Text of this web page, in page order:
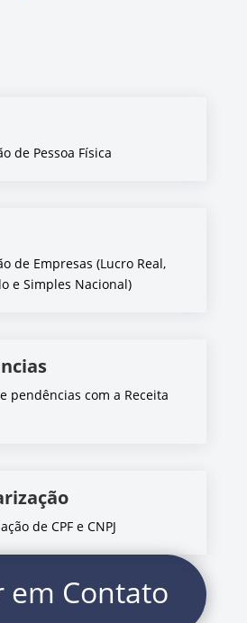
de Pessoa Física
de Empresas (Lucro Real,
e Simples Nacional)
pendências com a Receita
de CPF e CNPJ
em Contato